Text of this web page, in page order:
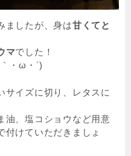
ましたが、身は甘くてと
マでした！
・ω・´)
サイズに切り、レタスに
油、塩コショウなど用意
付けていただきましょ